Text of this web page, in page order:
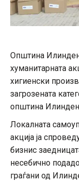
Општина Илинден
хуманитарната
хигиенски
загрозената
општина
Локалната
акција ја
бизнис
несебично
граѓани од